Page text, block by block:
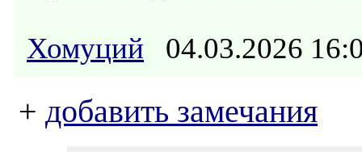
Хомуций 04.03.2026
+ добавить замечания